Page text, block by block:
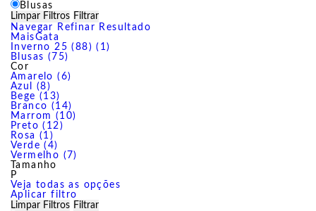
Blusas
Limpar Filtros Filtrar
Navegar
Refinar Resultado
MaisGata
Inverno 25 (88) (1)
Blusas (75)
Cor
Amarelo (6)
Azul (8)
Bege (13)
Branco (14)
Marrom (10)
Preto (12)
Rosa (1)
Verde (4)
Vermelho (7)
Tamanho
P
Veja todas as opções
Aplicar filtro
Limpar Filtros Filtrar